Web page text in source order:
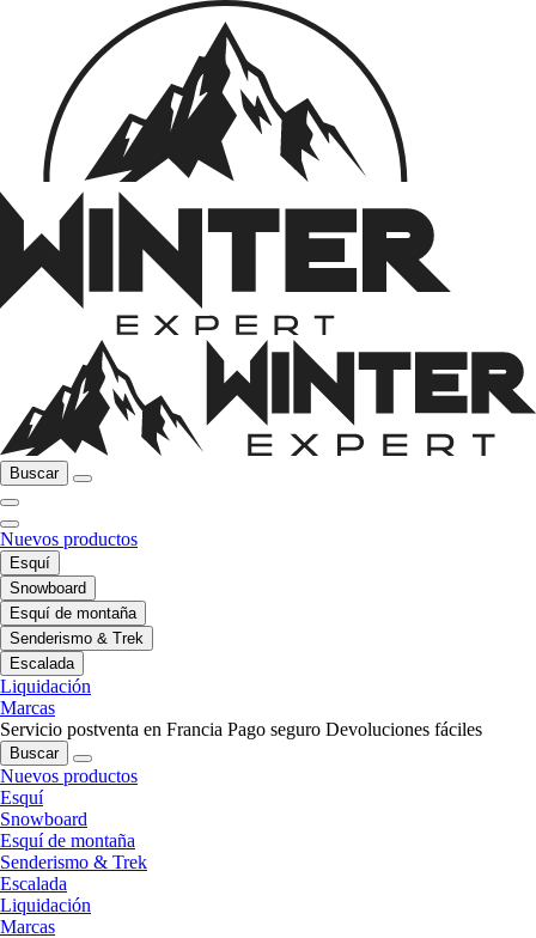
Buscar
Nuevos productos
Esquí
Snowboard
Esquí de montaña
Senderismo & Trek
Escalada
Liquidación
Marcas
Servicio postventa en Francia Pago seguro Devoluciones fáciles
Buscar
Nuevos productos
Esquí
Snowboard
Esquí de montaña
Senderismo & Trek
Escalada
Liquidación
Marcas